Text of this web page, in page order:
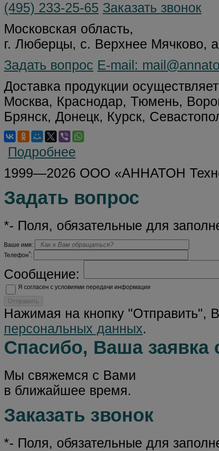
(495) 233-25-65 Заказать звонок
Московская область,
г. Люберцы, с. Верхнее Мячково,
Задать вопрос E-mail:
Доставка продукции
Москва, Краснодар, Тюмень,
Брянск, Донецк, Курск,
Подробнее
1999—2026 ООО «АННАТОН
Задать вопрос
*- Поля, обязательные для
Ваше имя:
Телефон*:
Сообщение:
Я согласен с условиями передачи информации
Отправить
Нажимая на кнопку "Отправить",
персональных данных.
Спасибо, Ваша заявка
Мы свяжемся с Вами
в ближайшее время.
Заказать звонок
*- Поля, обязательные для